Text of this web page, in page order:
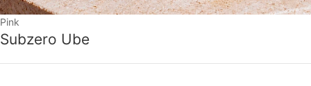
Pink
Subzero Ube